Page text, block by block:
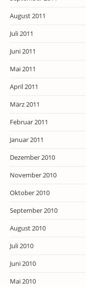
August 2011
Juli 2011
Juni 2011
Mai 2011
April 2011
März 2011
Februar 2011
Januar 2011
Dezember 2010
November 2010
Oktober 2010
September 2010
August 2010
Juli 2010
Juni 2010
Mai 2010